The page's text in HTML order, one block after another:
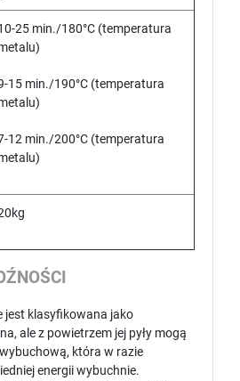
25 min./180°C (temperatura
15 min./190°C (temperatura
12 min./200°C (temperatura
jest klasyfikowana jako
ale z powietrzem jej pyły mogą
która w razie
energii wybuchnie.